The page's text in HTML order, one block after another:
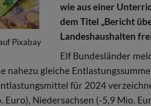
Pixabay
wie aus einer
dem Titel „Bericht
Landeshaushalten
Elf Bundesländer
nahezu gleiche
für 2024
Niedersachsen (-5,9 Mio.